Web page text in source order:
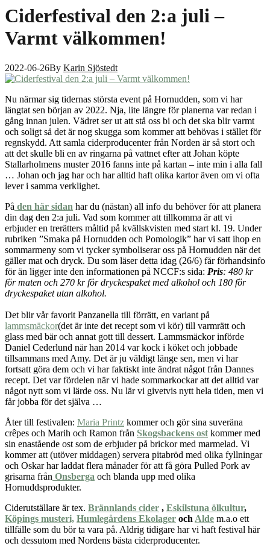
Ciderfestival den 2:a juli –
Varmt välkommen!
2022-06-26By Karin Sjöstedt
Nu närmar sig tidernas största event på Hornudden, som vi har
längtat sen början av 2022. Nja, lite längre för planerna var redan i
gång innan julen. Vädret ser ut att stå oss bi och det ska blir varmt
och soligt så det är nog skugga som kommer att behövas i stället för
regnskydd. Att samla ciderproducenter från Norden är så stort och
att det skulle bli en av ringarna på vattnet efter att Johan köpte
Stallarholmens muster 2016 fanns inte på kartan – inte min i alla fall
… Johan och jag har och har alltid haft olika kartor även om vi ofta
lever i samma verklighet.
På den här sidan har du (nästan) all info du behöver för att planera
din dag den 2:a juli. Vad som kommer att tillkomma är att vi
erbjuder en trerätters måltid på kvällskvisten med start kl. 19. Under
rubriken ”Smaka på Hornudden och Pomologik” har vi satt ihop en
sommarmeny som vi tycker symboliserar oss på Hornudden när det
gäller mat och dryck. Du som läser detta idag (26/6) får förhandsinfo
för än ligger inte den informationen på NCCF:s sida: Pris: 480 kr
för maten och 270 kr för dryckespaket med alkohol och 180 för
dryckespaket utan alkohol.
Det blir vår favorit Panzanella till förrätt, en variant på
lammsmäckor(det är inte det recept som vi kör) till varmrätt och
glass med bär och annat gott till dessert. Lammsmäckor införde
Daniel Cederlund när han 2014 var kock i köket och jobbade
tillsammans med Amy. Det är ju väldigt länge sen, men vi har
fortsatt göra dem och vi har faktiskt inte ändrat något från Dannes
recept. Det var fördelen när vi hade sommarkockar att det alltid var
något nytt som vi lärde oss. Nu lär vi givetvis nytt hela tiden, men vi
får jobba för det själva …
Åter till festivalen: Maria Printz kommer och gör sina suveräna
crêpes och Marih och Ramon från Skogsbackens ost kommer med
sin enastående ost som de erbjuder på brickor med marmelad. Vi
kommer att (utöver middagen) servera pitabröd med olika fyllningar
och Oskar har laddat flera månader för att få göra Pulled Pork av
grisarna från Onsberga och blanda upp med olika
Hornuddsprodukter.
Ciderutställare är tex. Brännlands cider , Eskilstuna ölkultur,
Köpings musteri, Humlegårdens Ekolager och Alde m.a.o ett
tillfälle som du bör ta vara på. Aldrig tidigare har vi haft festival här
och dessutom med Nordens bästa ciderproducenter.